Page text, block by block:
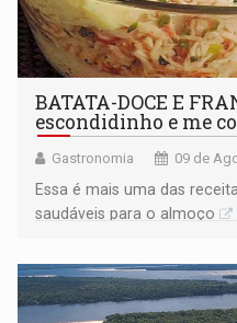
BATATA-DOCE E
escondidinho e me
Gastronomia 09 de
Essa é mais uma das
saudáveis para o almoço